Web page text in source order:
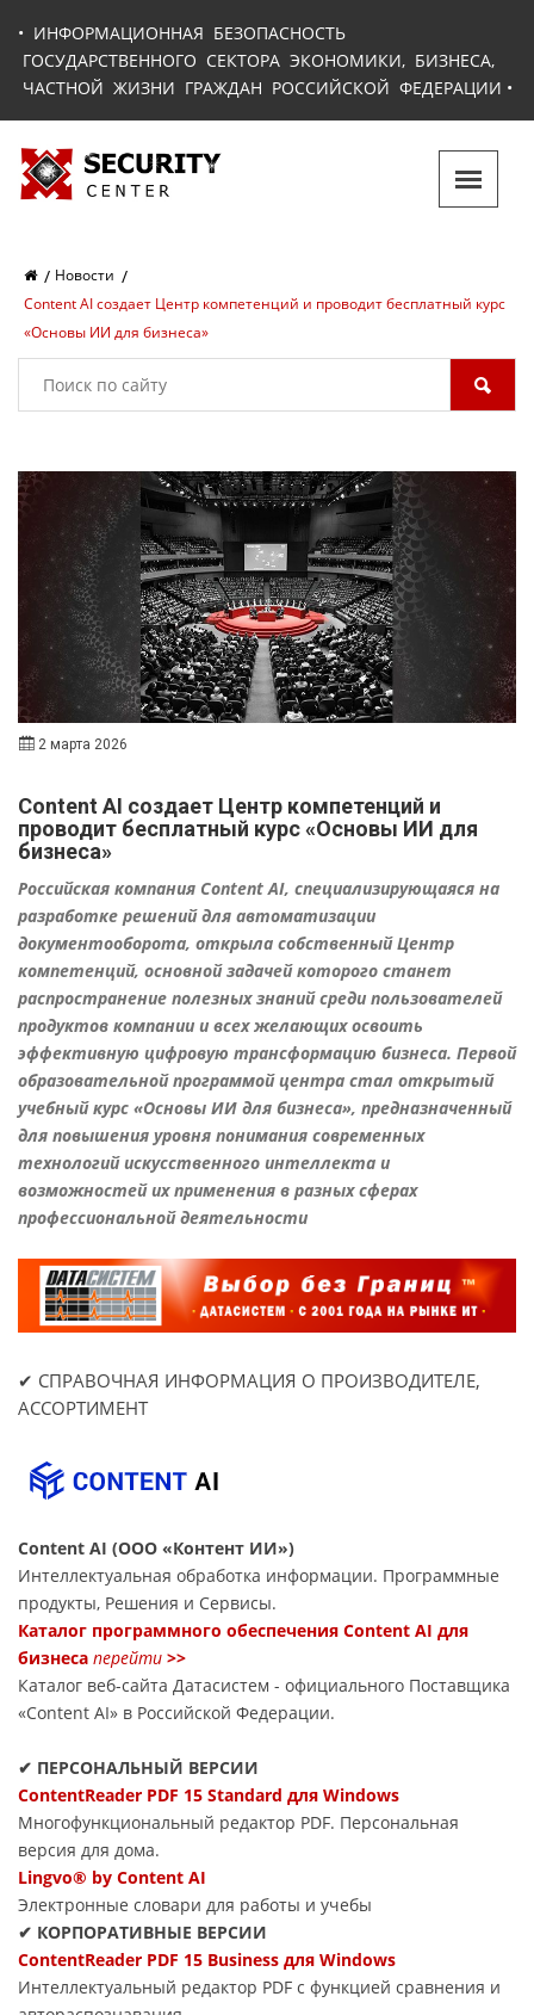
• ИНФОРМАЦИОННАЯ БЕЗОПАСНОСТЬ
ГОСУДАРСТВЕННОГО СЕКТОРА ЭКОНОМИКИ, БИЗНЕСА,
ЧАСТНОЙ ЖИЗНИ ГРАЖДАН РОССИЙСКОЙ ФЕДЕРАЦИИ •
Новости
Content AI создает Центр компетенций и проводит бесплатный курс
«Основы ИИ для бизнеса»
2 марта 2026
Content AI создает Центр компетенций и
проводит бесплатный курс «Основы ИИ для
бизнеса»
Российская компания Content AI, специализирующаяся на
разработке решений для автоматизации
документооборота, открыла собственный Центр
компетенций, основной задачей которого станет
распространение полезных знаний среди пользователей
продуктов компании и всех желающих освоить
эффективную цифровую трансформацию бизнеса. Первой
образовательной программой центра стал открытый
учебный курс «Основы ИИ для бизнеса», предназначенный
для повышения уровня понимания современных
технологий искусственного интеллекта и
возможностей их применения в разных сферах
профессиональной деятельности
✔ СПРАВОЧНАЯ ИНФОРМАЦИЯ О ПРОИЗВОДИТЕЛЕ,
АССОРТИМЕНТ
Content AI (ООО «Контент ИИ»)
Интеллектуальная обработка информации. Программные
продукты, Решения и Сервисы.
Каталог программного обеспечения Content AI для
бизнеса перейти >>
Каталог веб-сайта Датасиcтем - официального Поставщика
«Content AI» в Российской Федерации.
✔ ПЕРСОНАЛЬНЫЙ ВЕРСИИ
ContentReader PDF 15 Standard для Windows
Многофункциональный редактор PDF. Персональная
версия для дома.
Lingvo® by Content AI
Электронные словари для работы и учебы
✔ КОРПОРАТИВНЫЕ ВЕРСИИ
ContentReader PDF 15 Business для Windows
Интеллектуальный редактор PDF с функцией сравнения и